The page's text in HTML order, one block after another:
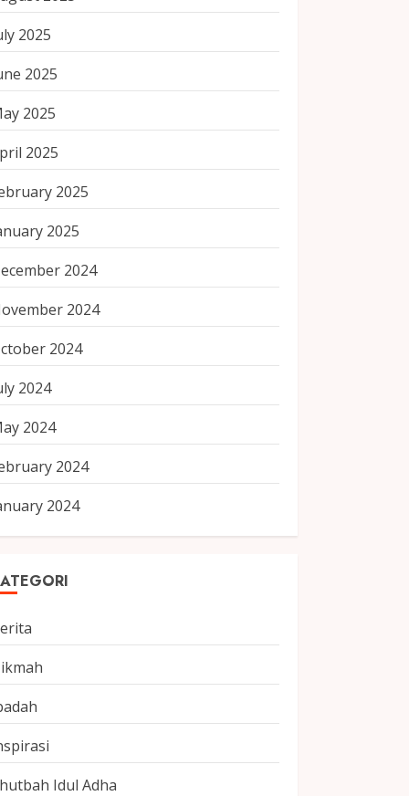
2025
2025
2025
2025
2025
2025
2024
2024
2024
2024
2024
2024
2024
Idul Adha